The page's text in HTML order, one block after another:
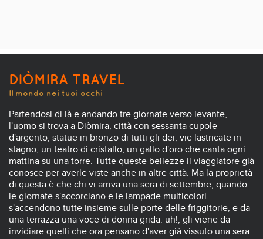
DIÒMIRA TRAVEL
Il mondo nei tuoi occhi
Partendosi di là e andando tre giornate verso levante,
l'uomo si trova a Diòmira, città con sessanta cupole
d'argento, statue in bronzo di tutti gli dei, vie lastricate in
stagno, un teatro di cristallo, un gallo d'oro che canta ogni
mattina su una torre. Tutte queste bellezze il viaggiatore già
conosce per averle viste anche in altre città. Ma la proprietà
di questa è che chi vi arriva una sera di settembre, quando
le giornate s'accorciano e le lampade multicolori
s'accendono tutte insieme sulle porte delle friggitorie, e da
una terrazza una voce di donna grida: uh!, gli viene da
invidiare quelli che ora pensano d'aver già vissuto una sera